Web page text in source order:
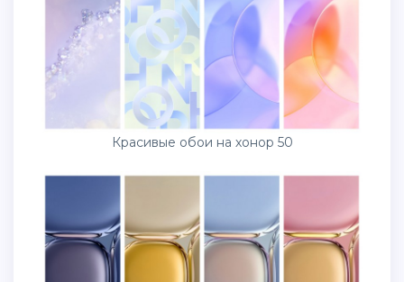
Красивые обои на хонор 50